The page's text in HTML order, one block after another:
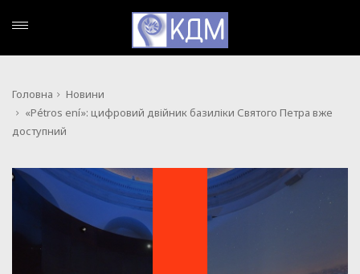
Головна
Новини
«Pétros ení»: цифровий двійник базиліки Святого Петра вже
доступний